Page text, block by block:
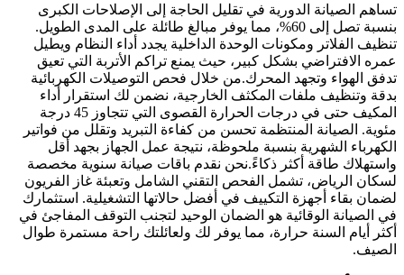
تساهم الصيانة الدورية في تقليل الحاجة إلى الإصلاحات الكبرى
بنسبة تصل إلى 60%، مما يوفر مبالغ طائلة على المدى الطويل.
تنظيف الفلاتر ومكونات الوحدة الداخلية يجدد أداء النظام ويطيل
عمره الافتراضي بشكل كبير، حيث يمنع تراكم الأتربة التي تعيق
تدفق الهواء وتجهد المحرك.من خلال فحص التوصيلات الكهربائية
بدقة وتنظيف ملفات المكثف الخارجية، نضمن لك استقرار أداء
المكيف حتى في درجات الحرارة القصوى التي تتجاوز 45 درجة
مئوية. الصيانة المنتظمة تحسن من كفاءة التبريد وتقلل من فواتير
الكهرباء الشهرية بنسبة ملحوظة، نتيجة عمل الجهاز بجهد أقل
واستهلاك طاقة أكثر ذكاءً.نحن نقدم باقات صيانة سنوية مخصصة
لسكان الرياض، تشمل الفحص التقني الشامل وتعبئة غاز الفريون
لضمان بقاء أجهزة التكييف في أفضل حالاتها التشغيلية. استثمارك
في الصيانة الوقائية هو الضمان الوحيد لتجنب التوقف المفاجئ في
أكثر أيام السنة حرارة، مما يوفر لك ولعائلتك راحة مستمرة طوال
الصيف.